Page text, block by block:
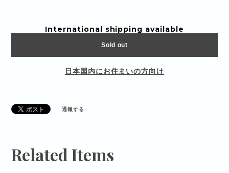
International shipping available
Sold out
日本国内にお住まいの方向け
通報する
Related Items